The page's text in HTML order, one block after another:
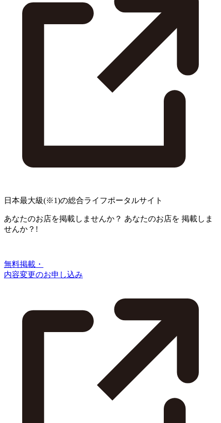
日本最大級(※1)の総合ライフポータルサイト
あなたのお店を掲載しませんか？ あなたのお店を 掲載しま
せんか？!
無料掲載・
内容変更のお申し込み